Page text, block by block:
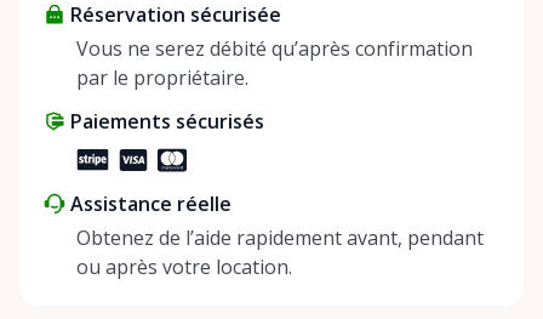
helping people enjoy more for less while making a
positive impact on the environment. By choosing to
share instead of buy, we’re all doing our part to
Réservation sécurisée
Vous ne serez débité qu’après confirmation
par le propriétaire.
Paiements sécurisés
Assistance réelle
Obtenez de l’aide rapidement avant, pendant
ou après votre location.